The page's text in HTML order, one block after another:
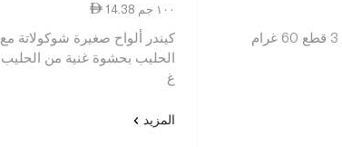
14.38 ١٠٠ جم
كيندر ألواح صغيرة شوكولاتة مع
غ
المزيد